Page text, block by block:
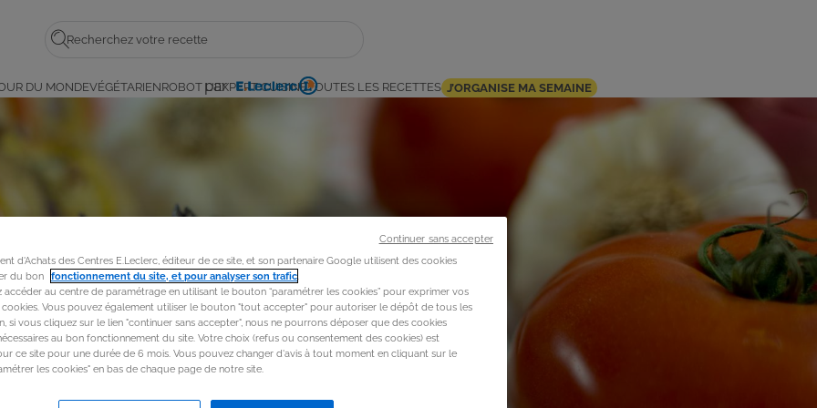
Rechercher
par
E.
DU MONDEVÉGÉTARIENROBOT L'EXPERT CUISINETOUTES LES RECETTES J’ORGANISE MA SEMAINE
d'Achats des Centres E.Leclerc, éditeur de ce site, et son partenaire Google utilisent des cookies
du bon fonctionnement du site, et pour analyser son trafic.
accéder au centre de paramétrage en utilisant le bouton “paramétrer les cookies” pour exprimer vos
cookies. Vous pouvez également utiliser le bouton "tout accepter" pour autoriser le dépôt de tous les
si vous cliquez sur le lien "continuer sans accepter", nous ne pourrons déposer que des cookies
au bon fonctionnement du site. Votre choix (refus ou consentement des cookies) est
ce site pour une durée de 6 mois. Vous pouvez changer d'avis à tout moment en cliquant sur le
les cookies" en bas de chaque page de notre site.
Continuer sans accepter